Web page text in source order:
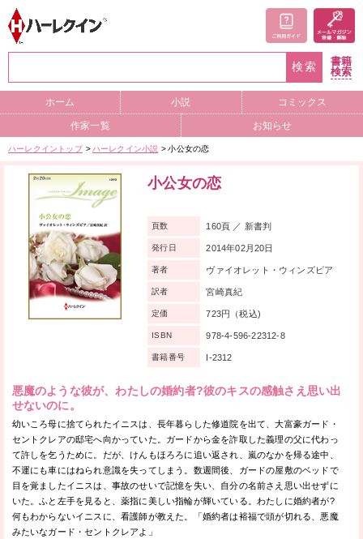
検索
書籍
検索
ホーム 小説 コミックス
作家一覧 お知らせ
ハーレクイントップ ハーレクイン小説 小公女の恋
小公女の恋
悪魔のような彼が、わたしの婚約者?彼のキスの感触さえ思い出
せないのに。
幼いころ母に捨てられたイニスは、長年暮らした修道院を出て、大富豪ガード・
セントクレアの邸宅へ向かっていた。ガードから金を詐取した義理の父に代わっ
て許しを乞うために。だが、けんもほろろに追い返され、嵐のなかを帰る途中、
不運にも車にはねられ意識を失ってしまう。数週間後、ガードの屋敷のベッドで
目を覚ましたイニスは、事故のせいで記憶を失い、自分の名前さえ思い出せずに
いた。ふと左手を見ると、薬指に美しい指輪が輝いている。わたしに婚約者が?
何もわからないイニスに、看護師が教えた。「婚約者は裕福で頭が切れる、悪魔
みたいなガード・セントクレアよ」
頁数 160頁 ／ 新書判
発行日 2014年02月20日
著者 ヴァイオレット・ウィンズピア
訳者 宮崎真紀
定価 723円（税込)
ISBN 978-4-596-22312-8
書籍番号 I-2312